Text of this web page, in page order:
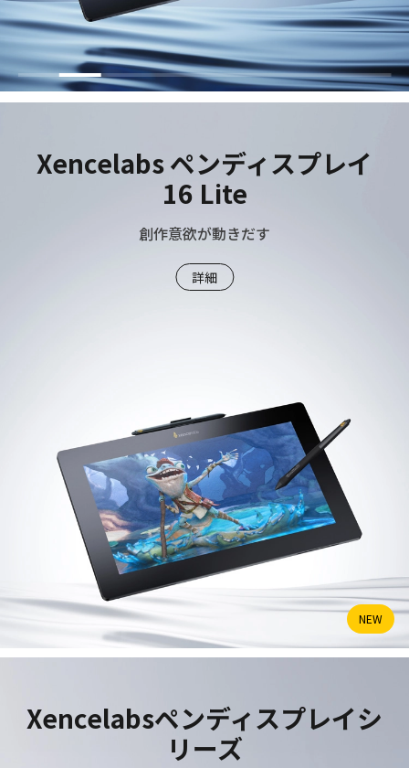
Xencelabs ペンディスプレイ
16 Lite
創作意欲が動きだす
詳細
NEW
Xencelabsペンディスプレイシ
リーズ